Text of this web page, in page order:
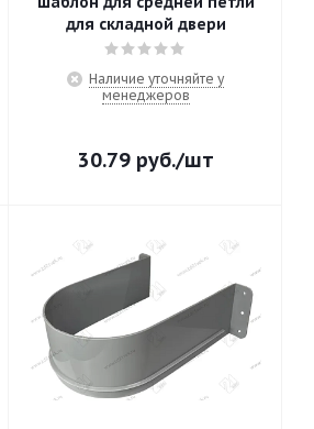
для складной двери
Наличие уточняйте у
менеджеров
30.79руб./шт